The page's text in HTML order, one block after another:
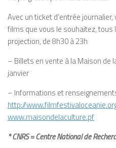
Avec un ticket d’entrée
films que vous le souhaitez,
projection, de 8h30 à 23h
– Billets en vente à la Maison de
janvier
– Informations et
http://
www.maisondelaculture.pf
* CNRS =Centre National de